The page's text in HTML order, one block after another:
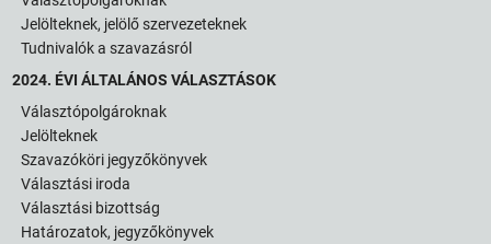
Jelölteknek, jelölő szervezeteknek
Tudnivalók a szavazásról
2024. ÉVI ÁLTALÁNOS VÁLASZTÁSOK
Választópolgároknak
Jelölteknek
Szavazóköri jegyzőkönyvek
Választási iroda
Választási bizottság
Határozatok, jegyzőkönyvek